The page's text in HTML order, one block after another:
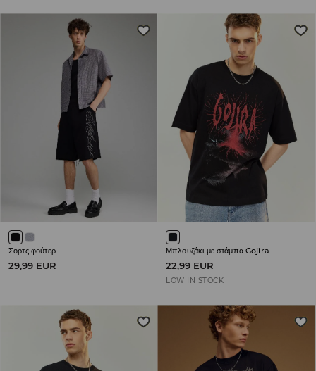
Σορτς φούτερ
29,99 EUR
Μπλουζάκι με στάμπα Gojira
22,99 EUR
LOW IN STOCK